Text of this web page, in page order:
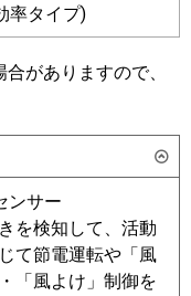
GCSA08013JXU
PA-P80T7SHC
SZRU80BFV
SZRHU80BFV
SZRH80BCV
SZRU80BCV
率タイプ)
がありますので、
ンサー
を検知して、活動
て節電運転や「風
「風よけ」制御を